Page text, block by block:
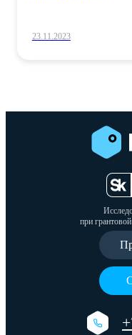
23.11.2023
при